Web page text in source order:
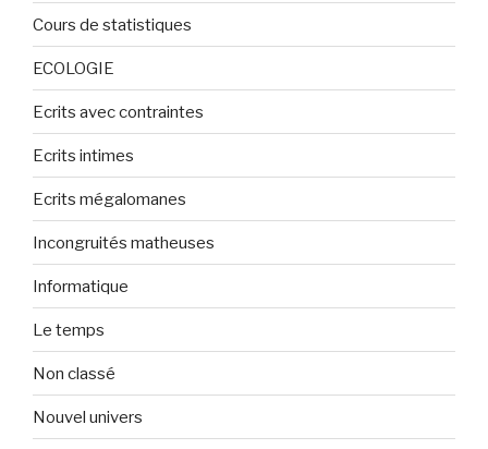
Cours de statistiques
ECOLOGIE
Ecrits avec contraintes
Ecrits intimes
Ecrits mégalomanes
Incongruités matheuses
Informatique
Le temps
Non classé
Nouvel univers